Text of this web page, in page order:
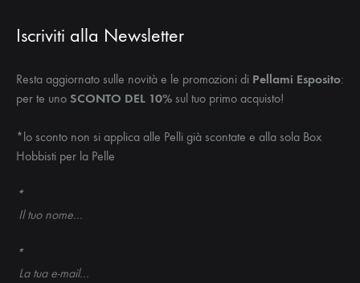
Iscriviti alla Newsletter
Resta aggiornato sulle novità e le promozioni di Pellami Esposito:
per te uno SCONTO DEL 10% sul tuo primo acquisto!
*lo sconto non si applica alle Pelli già scontate e alla sola Box
Hobbisti per la Pelle
*
*